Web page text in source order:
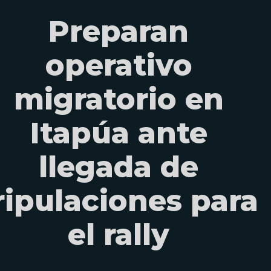
Preparan
operativo
migratorio en
Itapúa ante
llegada de
para
el rally